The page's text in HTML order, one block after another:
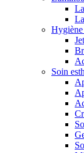
Soin